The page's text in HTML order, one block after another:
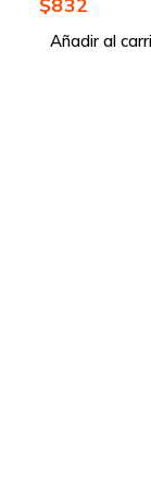
Añadir al